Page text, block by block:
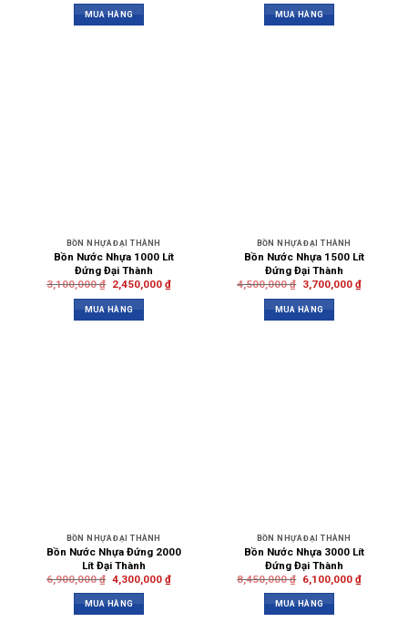
MUA HÀNG MUA HÀNG
BỒN NHỰA ĐẠI THÀNH
Bồn Nước Nhựa 1000 Lít
Đứng Đại Thành
3,100,000₫ 2,450,000 ₫
MUA HÀNG
BỒN NHỰA ĐẠI THÀNH
Bồn Nước Nhựa 1500 Lít
Đứng Đại Thành
4,500,000₫ 3,700,000 ₫
MUA HÀNG
BỒN NHỰA ĐẠI THÀNH
Bồn Nước Nhựa Đứng 2000
Lít Đại Thành
6,900,000₫ 4,300,000 ₫
MUA HÀNG
BỒN NHỰA ĐẠI THÀNH
Bồn Nước Nhựa 3000 Lít
Đứng Đại Thành
8,450,000₫ 6,100,000 ₫
MUA HÀNG